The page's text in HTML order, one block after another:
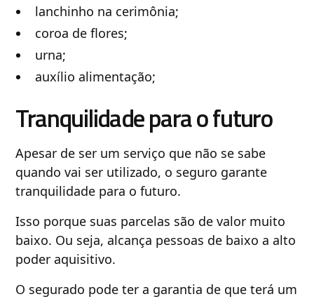
lanchinho na cerimônia;
coroa de flores;
urna;
auxílio alimentação;
Tranquilidade para o futuro
Apesar de ser um serviço que não se sabe
quando vai ser utilizado, o seguro garante
tranquilidade para o futuro.
Isso porque suas parcelas são de valor muito
baixo. Ou seja, alcança pessoas de baixo a alto
poder aquisitivo.
O segurado pode ter a garantia de que terá um